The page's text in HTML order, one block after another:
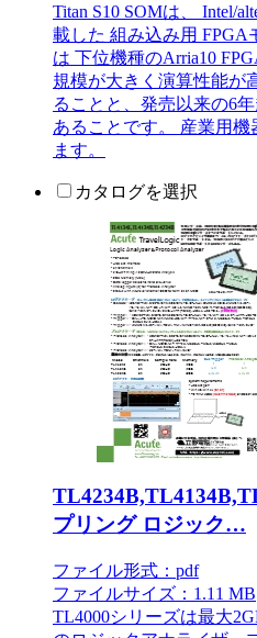
Titan S10 SOMは、 Intel/
載した 組み込み用
は 下位機種のArria10
規模が大きく演算性能が
ることと、発売以来の6
あることです。 産業用
ます。
カタログを選択
プリング ロジック…
ファイル形式：pdf
ファイルサイズ：1.11 MB
TL4000シリーズは最大